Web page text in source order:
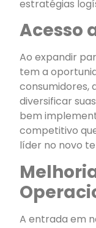
estratégias
Acesso
Ao expandir
tem a
consumidores,
diversificar
bem
competitivo
líder no novo
A entrada em